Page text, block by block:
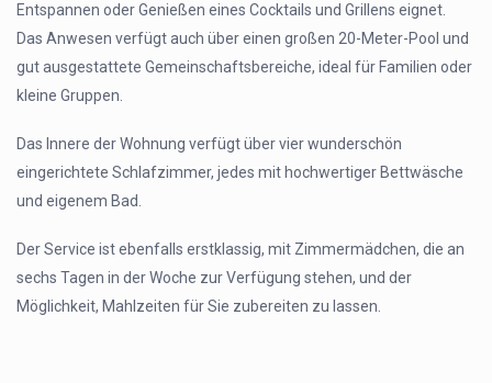
Entspannen oder Genießen eines Cocktails und Grillens eignet.
Das Anwesen verfügt auch über einen großen 20-Meter-Pool und
gut ausgestattete Gemeinschaftsbereiche, ideal für Familien oder
kleine Gruppen.
Das Innere der Wohnung verfügt über vier wunderschön
eingerichtete Schlafzimmer, jedes mit hochwertiger Bettwäsche
und eigenem Bad.
Der Service ist ebenfalls erstklassig, mit Zimmermädchen, die an
sechs Tagen in der Woche zur Verfügung stehen, und der
Möglichkeit, Mahlzeiten für Sie zubereiten zu lassen.